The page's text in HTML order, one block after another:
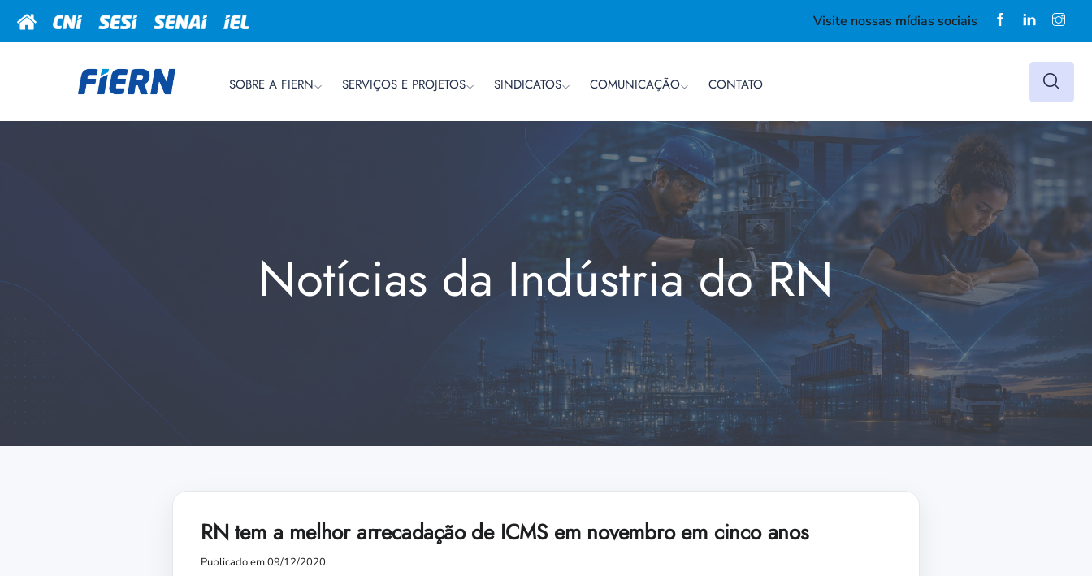
Visite nossas mídias sociais
SOBRE A FIERN SERVIÇOS E PROJETOS SINDICATOS COMUNICAÇÃO CONTATO
Notícias da Indústria do RN
RN tem a melhor arrecadação de ICMS em novembro em cinco anos
Publicado em 09/12/2020